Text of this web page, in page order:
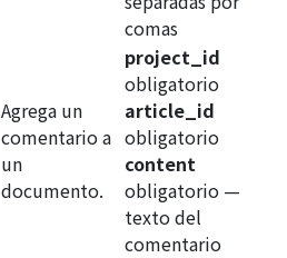
comas
Agrega un
comentario a
un
documento.
project_id
obligatorio
article_id
obligatorio
content
obligatorio —
texto del
comentario